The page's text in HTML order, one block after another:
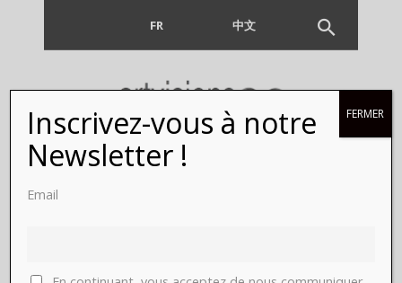
FR 中文
La Maison
Inscrivez-vous à notre
Newsletter !
Email
FERMER